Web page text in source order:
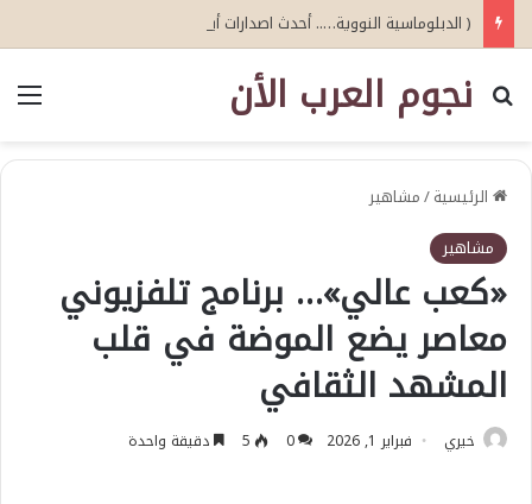
( الدبلوماسية النووية….. أحدث اصدارات أبو عيطة )
نجوم العرب الأن
بحث عن
الرئيسية/مشاهير
مشاهير
«كعب عالي»… برنامج تلفزيوني
معاصر يضع الموضة في قلب
المشهد الثقافي
خيري فبراير 1, 2026 0
5 دقيقة واحدة